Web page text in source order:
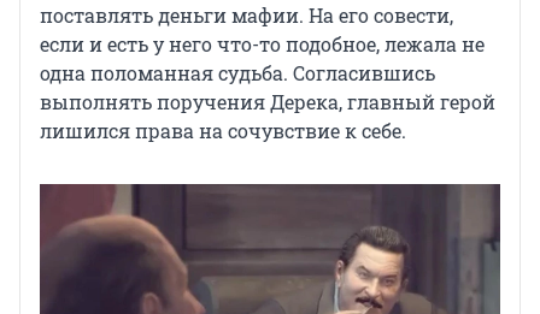
поставлять деньги мафии. На его совести,
если и есть у него что-то подобное, лежала не
одна поломанная судьба. Согласившись
выполнять поручения Дерека, главный герой
лишился права на сочувствие к себе.